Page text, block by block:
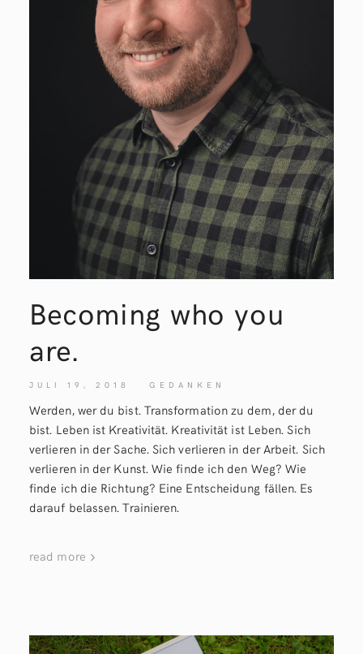
Becoming who you
are.
JULI 19, 2018 GEDANKEN
Werden, wer du bist. Transformation zu dem, der du
bist. Leben ist Kreativität. Kreativität ist Leben. Sich
verlieren in der Sache. Sich verlieren in der Arbeit. Sich
verlieren in der Kunst. Wie finde ich den Weg? Wie
finde ich die Richtung? Eine Entscheidung fällen. Es
darauf belassen. Trainieren.
read more